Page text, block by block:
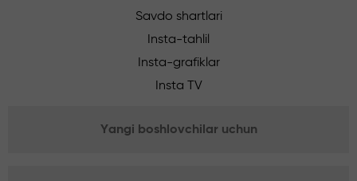
Savdo shartlari
Insta-tahlil
Insta-grafiklar
Insta TV
Yangi boshlovchilar uchun